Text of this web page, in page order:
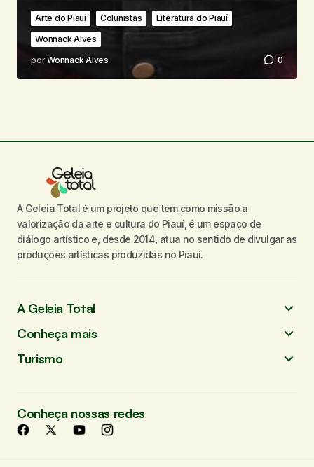
Arte do Piauí Colunistas
Literatura do Piauí
Wonnack Alves
porWonnack Alves 0
A Geleia Total é um projeto que tem como missão a
valorização da arte e cultura do Piauí, é um espaço de
diálogo artístico e, desde 2014, atua no sentido de divulgar as
produções artísticas produzidas no Piauí.
A Geleia Total
Conheça mais
Turismo
Conheça nossas redes